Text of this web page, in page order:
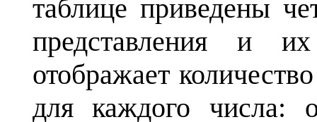
таблице приведены
представления и
отображает
для каждого числа: